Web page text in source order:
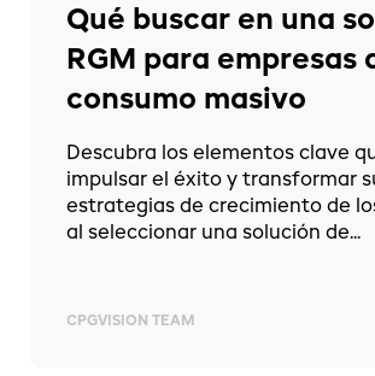
Qué buscar en una
RGM para empresas
consumo masivo
Descubra los elementos clave
impulsar el éxito y transformar
estrategias de crecimiento de
al seleccionar una solución de...
CPGVISION TEAM